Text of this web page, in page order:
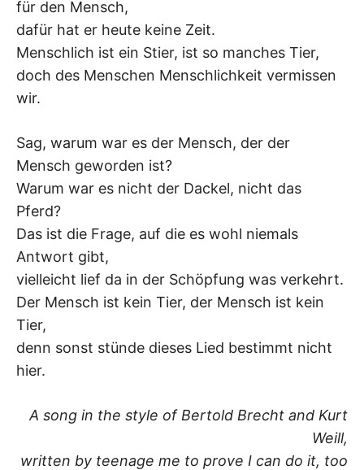
O
L
K
für den Mensch,
dafür hat er heute keine Zeit.
Menschlich ist ein Stier, ist so manches Tier,
doch des Menschen Menschlichkeit vermissen
wir.
Sag, warum war es der Mensch, der der
Mensch geworden ist?
Warum war es nicht der Dackel, nicht das
Pferd?
Das ist die Frage, auf die es wohl niemals
Antwort gibt,
vielleicht lief da in der Schöpfung was verkehrt.
Der Mensch ist kein Tier, der Mensch ist kein
Tier,
denn sonst stünde dieses Lied bestimmt nicht
hier.
A song in the style of Bertold Brecht and Kurt
Weill,
written by teenage me to prove I can do it, too